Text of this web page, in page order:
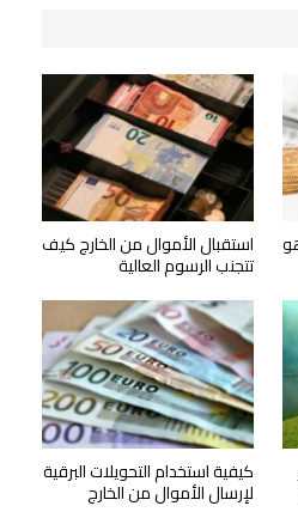
استقبال الأموال من الخارج كيف
تتجنب الرسوم العالية
كيفية استخدام التحويلات البرقية
لإرسال الأموال من الخارج